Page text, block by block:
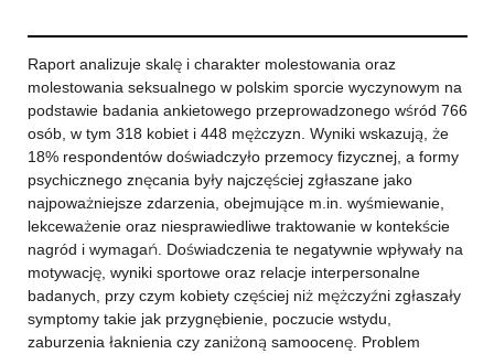
Raport analizuje skalę i charakter molestowania oraz
molestowania seksualnego w polskim sporcie wyczynowym na
podstawie badania ankietowego przeprowadzonego wśród 766
osób, w tym 318 kobiet i 448 mężczyzn. Wyniki wskazują, że
18% respondentów doświadczyło przemocy fizycznej, a formy
psychicznego znęcania były najczęściej zgłaszane jako
najpoważniejsze zdarzenia, obejmujące m.in. wyśmiewanie,
lekceważenie oraz niesprawiedliwe traktowanie w kontekście
nagród i wymagań. Doświadczenia te negatywnie wpływały na
motywację, wyniki sportowe oraz relacje interpersonalne
badanych, przy czym kobiety częściej niż mężczyźni zgłaszały
symptomy takie jak przygnębienie, poczucie wstydu,
zaburzenia łaknienia czy zaniżoną samoocenę. Problem